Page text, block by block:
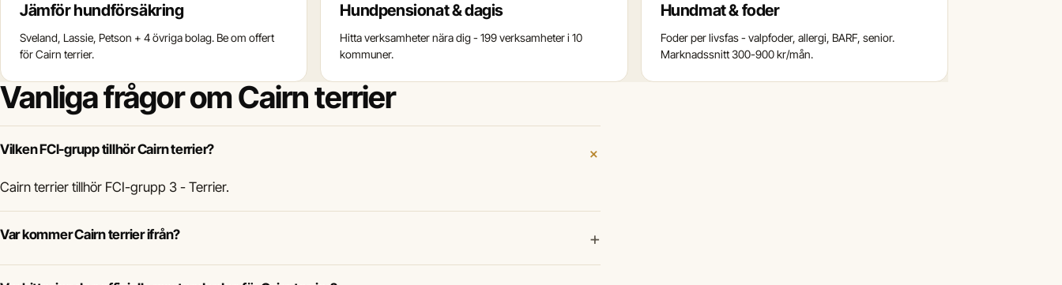
Jämför hundförsäkring
Sveland, Lassie, Petson + 4 övriga bolag. Be om offert
för Cairn terrier.
Hundpensionat & dagis
Hitta verksamheter nära dig - 199 verksamheter i 10
kommuner.
Hundmat & foder
Foder per livsfas - valpfoder, allergi, BARF, senior.
Marknadssnitt 300-900 kr/mån.
Vanliga frågor om Cairn terrier
Vilken FCI-grupp tillhör Cairn terrier? +
Cairn terrier tillhör FCI-grupp 3 - Terrier.
Var kommer Cairn terrier ifrån? +